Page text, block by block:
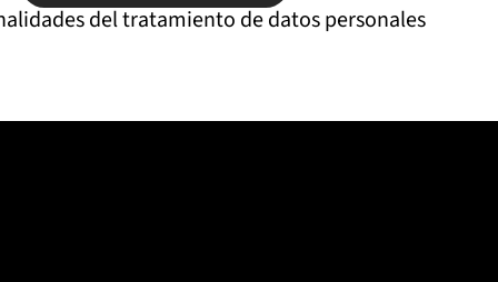
del tratamiento de datos personales